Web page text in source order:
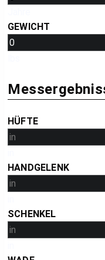
GEWICHT
HÜFTE
HANDGELENK
SCHENKEL